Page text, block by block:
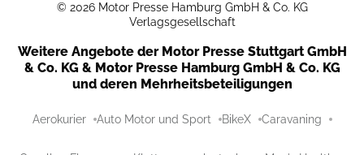
© 2026 Motor Presse Hamburg GmbH & Co. KG
Verlagsgesellschaft
Weitere Angebote der Motor Presse Stuttgart GmbH
& Co. KG & Motor Presse Hamburg GmbH & Co. KG
und deren Mehrheitsbeteiligungen
Aerokurier Auto Motor und Sport BikeX Caravaning